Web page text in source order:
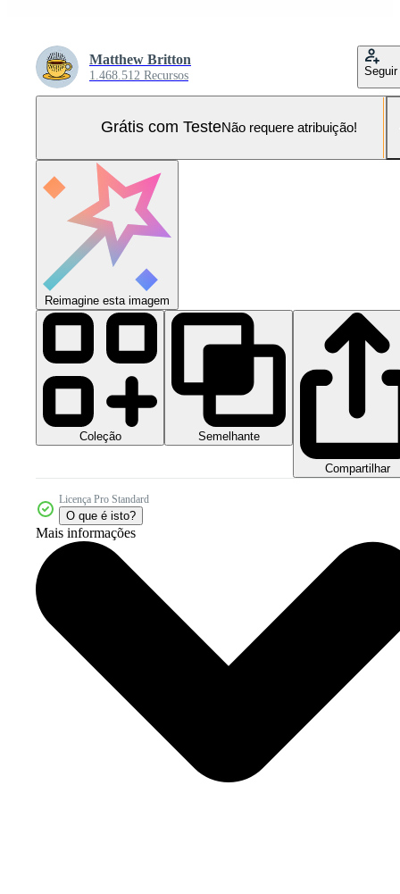
Matthew Britton
1.468.512 Recursos Seguir
Grátis com TesteNão requere atribuição!
Reimagine esta imagem
Coleção Semelhante
Compartilhar
Licença Pro Standard
O que é isto?
Mais informações